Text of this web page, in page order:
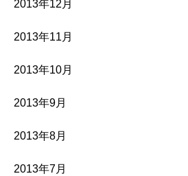
2013年12月
2013年11月
2013年10月
2013年9月
2013年8月
2013年7月